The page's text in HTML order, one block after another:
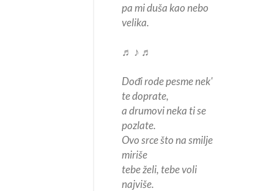
pa mi duša kao nebo
velika.
♬ ♪ ♬
Dođi rode pesme nek'
te doprate,
a drumovi neka ti se
pozlate.
Ovo srce što na smilje
miriše
tebe želi, tebe voli
najviše.